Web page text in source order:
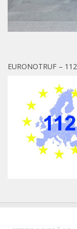
EURONOTRUF – 112